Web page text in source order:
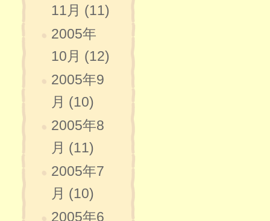
11月 (11)
2005年
10月 (12)
2005年9
月 (10)
2005年8
月 (11)
2005年7
月 (10)
2005年6